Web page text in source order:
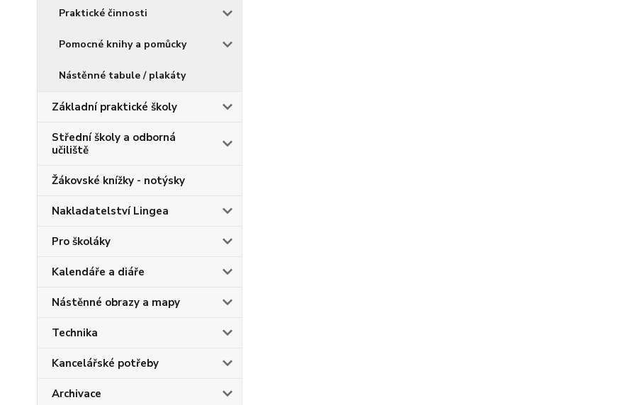
Praktické činnosti
Pomocné knihy a pomůcky
Nástěnné tabule / plakáty
Základní praktické školy
Střední školy a odborná
učiliště
Žákovské knížky - notýsky
Nakladatelství Lingea
Pro školáky
Kalendáře a diáře
Nástěnné obrazy a mapy
Technika
Kancelářské potřeby
Archivace